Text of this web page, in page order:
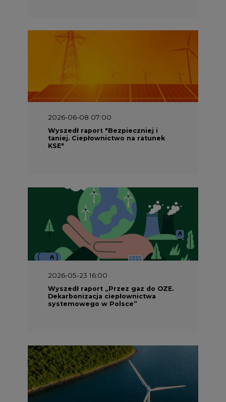
2026-06-08 07:00
Wyszedł raport "Bezpieczniej i
taniej. Ciepłownictwo na ratunek
KSE"
2026-05-23 16:00
Wyszedł raport „Przez gaz do OZE.
Dekarbonizacja ciepłownictwa
systemowego w Polsce”